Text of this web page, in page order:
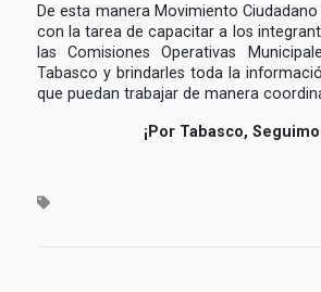
De esta manera Movimiento
con la tarea de capacitar a los
las Comisiones Operativas
Tabasco y brindarles toda la
que puedan trabajar de manera
¡Por Tabasco,